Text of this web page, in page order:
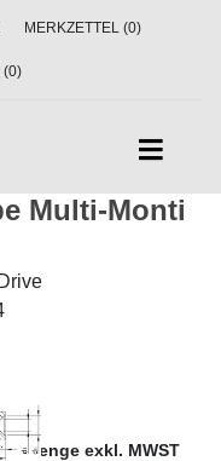
MERKZETTEL (0)
(0)
Multi-Monti
Menge exkl. MWST